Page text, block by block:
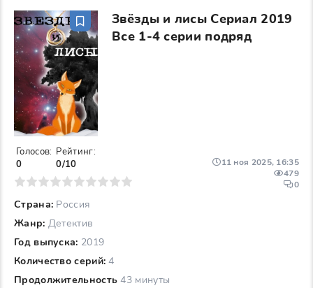
Звёзды и лисы Сериал 2019
Все 1-4 серии подряд
Страна: Россия
Жанр: Детектив
Год выпуска: 2019
Количество серий: 4
Продолжительность 43 минуты
11 ноя 2025, 16:35
479
0
Голосов:
0
Рейтинг:
0/10
7 8 9 10